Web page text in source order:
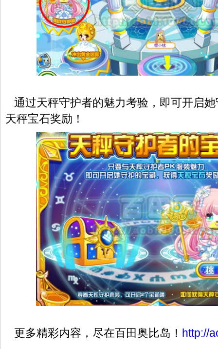
通过天秤守护者的魅力考验，即可开启
天秤宝石奖励！
更多精彩内容，尽在百田奥比岛！ http://